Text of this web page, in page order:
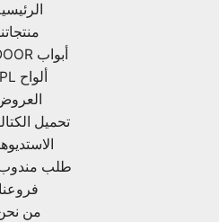
أبواب MY DOOR
ألواح HPL
تحميل
طلب مندوب
فروعنا
من